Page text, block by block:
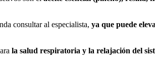
consultar al especialista, ya que puede
la salud respiratoria y la relajación del